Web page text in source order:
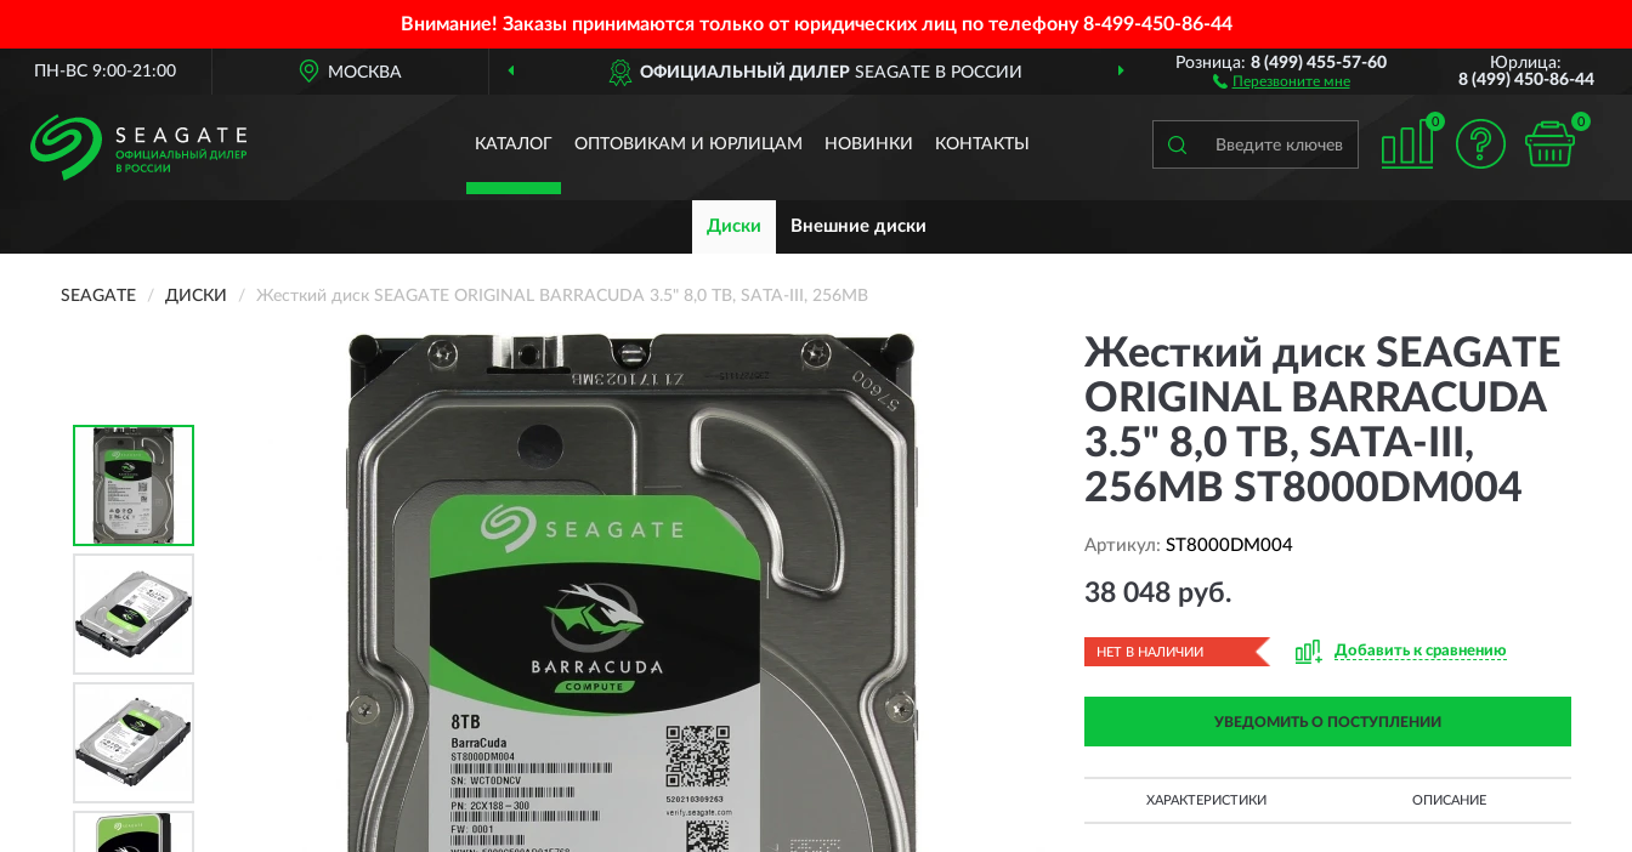
Внимание! Заказы принимаются только от юридических лиц по телефону8-499-450-86-44
ПН-ВС 9:00-21:00 МОСКВА ОФИЦИАЛЬНЫЙ ДИЛЕР SEAGATE В РОССИИ ДОСТАВИМ ПО ВСЕЙ РОССИИ
Розница:8 (499) 455-57-60
Перезвоните мне
Юрлица:
8 (499) 450-86-44
КАТАЛОГ ОПТОВИКАМ И ЮРЛИЦАМ НОВИНКИ КОНТАКТЫ
0 0
Диски Внешние диски
SEAGATE ДИСКИ Жесткий диск SEAGATE ORIGINAL BARRACUDA 3.5" 8,0 TB, SATA-III, 256MB
Жесткий диск SEAGATE
ORIGINAL BARRACUDA
3.5" 8,0 TB, SATA-III,
256MB ST8000DM004
Артикул: ST8000DM004
38 048 руб.
НЕТ В НАЛИЧИИ Добавить к сравнению
УВЕДОМИТЬ О ПОСТУПЛЕНИИ
ХАРАКТЕРИСТИКИ ОПИСАНИЕ